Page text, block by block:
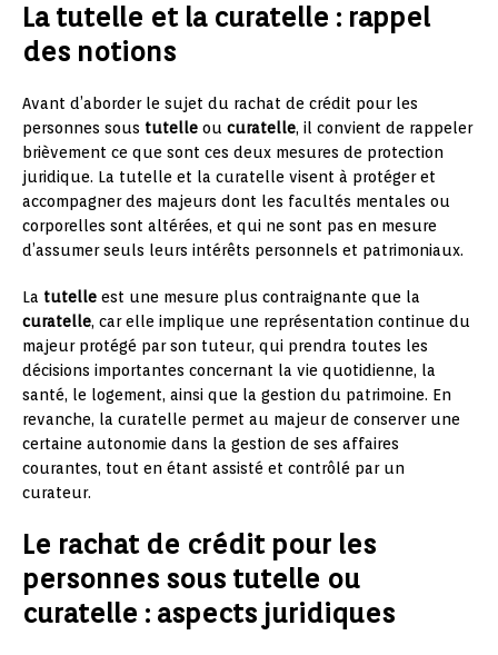
La tutelle et la curatelle : rappel
des notions
Avant d’aborder le sujet du rachat de crédit pour les
personnes sous tutelle ou curatelle, il convient de rappeler
brièvement ce que sont ces deux mesures de protection
juridique. La tutelle et la curatelle visent à protéger et
accompagner des majeurs dont les facultés mentales ou
corporelles sont altérées, et qui ne sont pas en mesure
d’assumer seuls leurs intérêts personnels et patrimoniaux.
La tutelle est une mesure plus contraignante que la
curatelle, car elle implique une représentation continue du
majeur protégé par son tuteur, qui prendra toutes les
décisions importantes concernant la vie quotidienne, la
santé, le logement, ainsi que la gestion du patrimoine. En
revanche, la curatelle permet au majeur de conserver une
certaine autonomie dans la gestion de ses affaires
courantes, tout en étant assisté et contrôlé par un
curateur.
Le rachat de crédit pour les
personnes sous tutelle ou
curatelle : aspects juridiques